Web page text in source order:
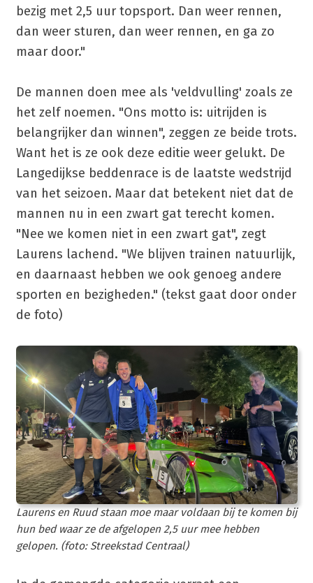
bezig met 2,5 uur topsport. Dan weer rennen,
dan weer sturen, dan weer rennen, en ga zo
maar door."
De mannen doen mee als 'veldvulling' zoals ze
het zelf noemen. "Ons motto is: uitrijden is
belangrijker dan winnen", zeggen ze beide trots.
Want het is ze ook deze editie weer gelukt. De
Langedijkse beddenrace is de laatste wedstrijd
van het seizoen. Maar dat betekent niet dat de
mannen nu in een zwart gat terecht komen.
"Nee we komen niet in een zwart gat", zegt
Laurens lachend. "We blijven trainen natuurlijk,
en daarnaast hebben we ook genoeg andere
sporten en bezigheden." (tekst gaat door onder
de foto)
Laurens en Ruud staan moe maar voldaan bij te komen bij
hun bed waar ze de afgelopen 2,5 uur mee hebben
gelopen. (foto: Streekstad Centraal)